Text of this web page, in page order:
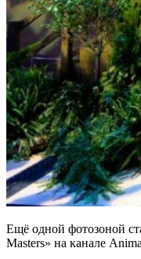
Ещё одной фотозоной
Masters» на канале